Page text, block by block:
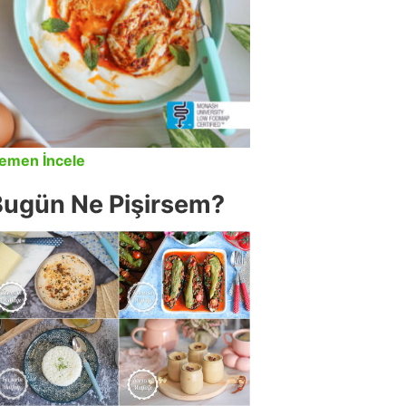
İncele
Ne Pişirsem?